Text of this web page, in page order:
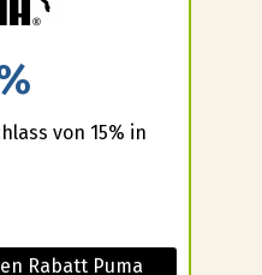
von 15% in
Rabatt Puma